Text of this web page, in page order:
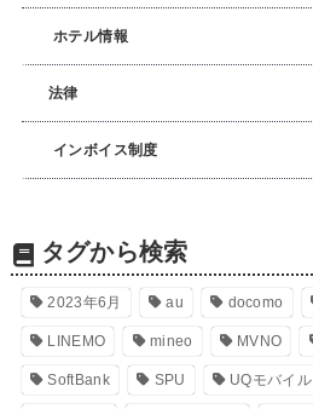
ホテル情報
法律
インボイス制度
タグから検索
2023年6月 au docomo
LINEMO mineo MVNO
SoftBank SPU UQモバイル